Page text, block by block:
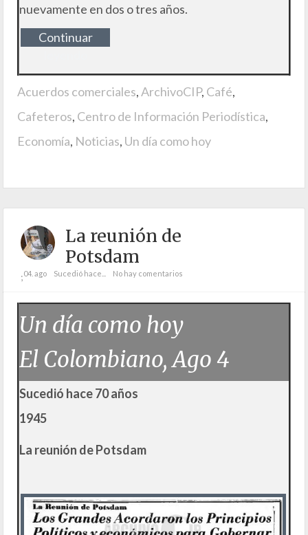
nuevamente en dos o tres años.
Continuar
Acuerdos comerciales,ArchivoCIP, Café,
Cafeteros, Centro de Información Periodística,
Economía, Noticias, Un día como hoy
La reunión de
Potsdam
;04. ago Sucedió hace... No hay comentarios
Un día como hoy
El Colombiano, Ago 4
Sucedió hace 70 años
1945
La reunión de Potsdam